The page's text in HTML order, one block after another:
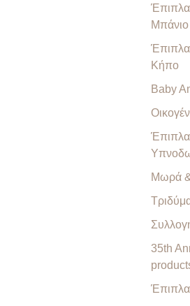
Έπιπλα
Μπάνιο
Έπιπλα
Κήπο
Baby
Έπιπλα
Μωρά
35th